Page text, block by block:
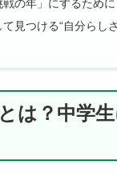
の年」にするために
見つける“自分らし
は？中学